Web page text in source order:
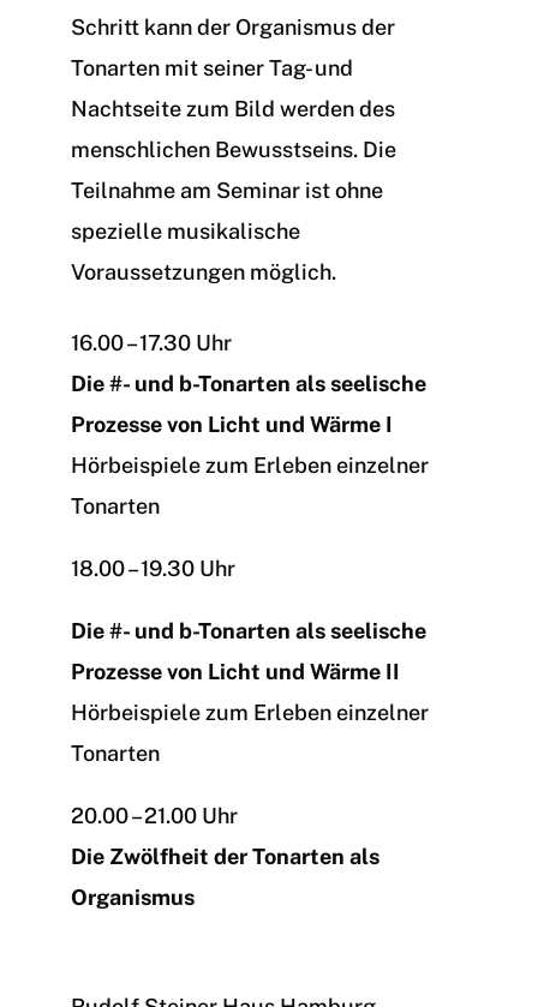
Schritt kann der Organismus der
Tonarten mit seiner Tag- und
Nachtseite zum Bild werden des
menschlichen Bewusstseins. Die
Teilnahme am Seminar ist ohne
spezielle musikalische
Voraussetzungen möglich.
16.00 – 17.30 Uhr
Die #- und b-Tonarten als seelische
Prozesse von Licht und Wärme I
Hörbeispiele zum Erleben einzelner
Tonarten
18.00 – 19.30 Uhr
Die #- und b-Tonarten als seelische
Prozesse von Licht und Wärme II
Hörbeispiele zum Erleben einzelner
Tonarten
20.00 – 21.00 Uhr
Die Zwölfheit der Tonarten als
Organismus